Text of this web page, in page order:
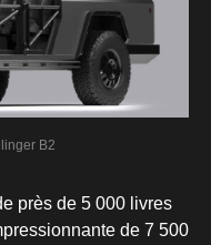
B2
près de 5 000 livres
de 7 500